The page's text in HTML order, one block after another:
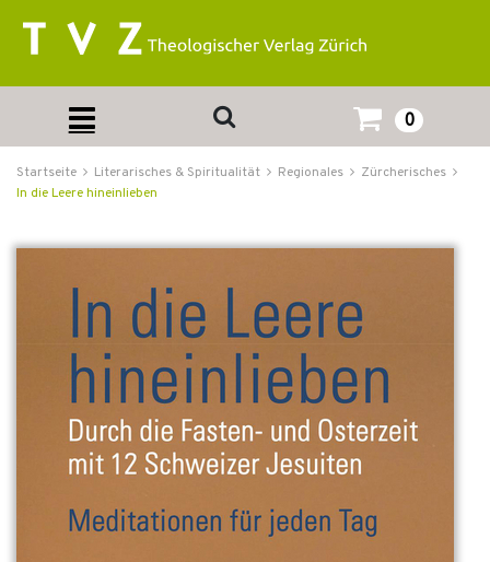
0
Startseite Literarisches & Spiritualität Regionales
Zürcherisches
In die Leere hineinlieben